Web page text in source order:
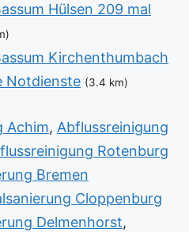
Hülsen 209 mal
Kirchenthumbach
Notdienste (3.4 km)
Achim, Abflussreinigung
Rotenburg
Bremen
Cloppenburg
Delmenhorst,